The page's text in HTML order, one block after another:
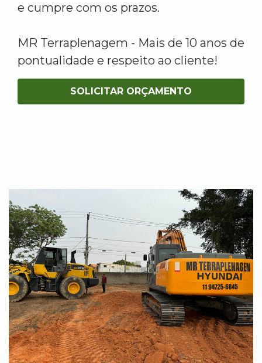
e cumpre com os prazos.
MR Terraplenagem - Mais de 10 anos de
pontualidade e respeito ao cliente!
SOLICITAR ORÇAMENTO